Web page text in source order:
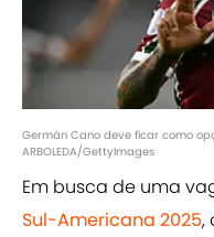
Germán Cano deve ficar como
ARBOLEDA/GettyImages
Em busca de uma
Sul-Americana 2025,